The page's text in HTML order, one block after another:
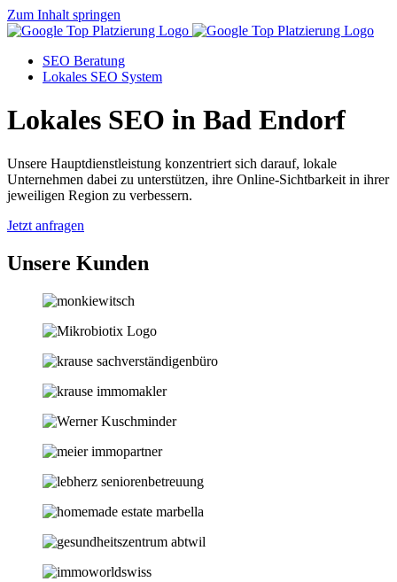
Zum Inhalt springen
SEO Beratung
Lokales SEO System
Lokales SEO in Bad Endorf
Unsere Hauptdienstleistung konzentriert sich darauf, lokale
Unternehmen dabei zu unterstützen, ihre Online-Sichtbarkeit in ihrer
jeweiligen Region zu verbessern.
Jetzt anfragen
Unsere Kunden